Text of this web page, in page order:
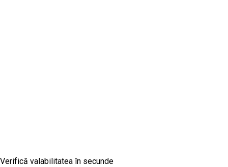
Verifică valabilitatea în secunde